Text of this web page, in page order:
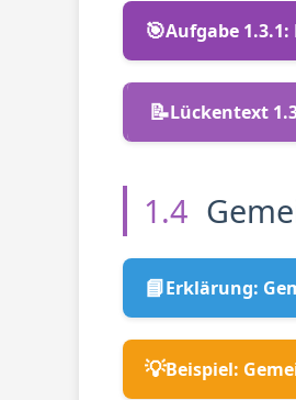
🎯Aufgabe
📝Lückentext
1.4
📘Erklärung:
💡Beispiel: